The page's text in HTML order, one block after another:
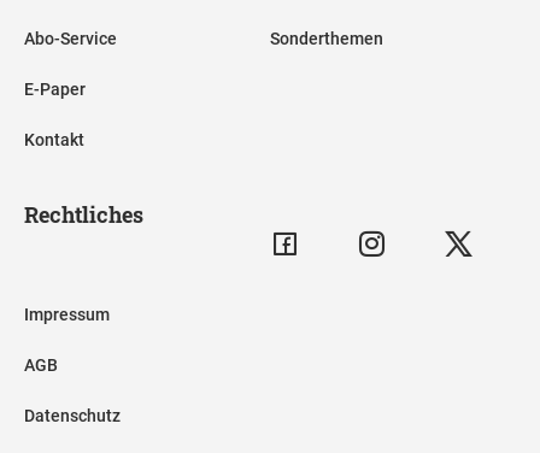
Abo-Service
E-Paper
Kontakt
Sonderthemen
Rechtliches
Impressum
AGB
Datenschutz